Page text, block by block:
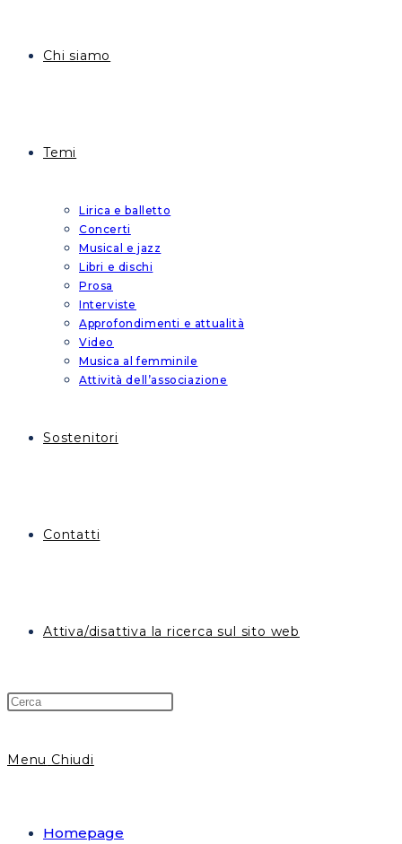
Chi siamo
Temi
Lirica e balletto
Concerti
Musical e jazz
Libri e dischi
Prosa
Interviste
Approfondimenti e attualità
Video
Musica al femminile
Attività dell’associazione
Sostenitori
Contatti
Attiva/disattiva la ricerca sul sito web
Menu Chiudi
Homepage